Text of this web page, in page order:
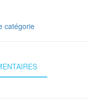
catégorie